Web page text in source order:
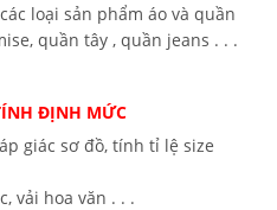
loại sản phẩm áo và quần
quần tây , quần jeans . . .
ĐỊNH MỨC
giác sơ đồ, tính tỉ lệ size
vải hoa văn . . .